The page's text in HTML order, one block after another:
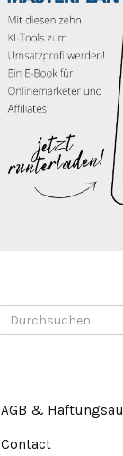
AGB &
Contact